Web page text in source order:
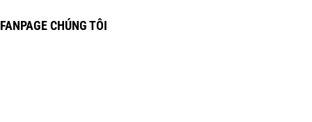
FANPAGE CHÚNG TÔI